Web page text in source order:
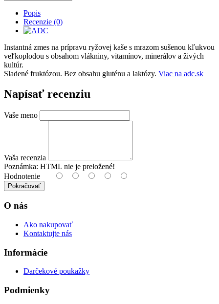
Popis
Recenzie (0)
Instantná zmes na prípravu ryžovej kaše s mrazom sušenou kľukvou
veľkoplodou s obsahom vlákniny, vitamínov, minerálov a živých
kultúr.
Sladené fruktózou. Bez obsahu gluténu a laktózy. Viac na adc.sk
Napísať recenziu
Vaše meno
Vaša recenzia
Poznámka: HTML nie je preložené!
Hodnotenie
Pokračovať
O nás
Ako nakupovať
Kontaktujte nás
Informácie
Darčekové poukažky
Podmienky